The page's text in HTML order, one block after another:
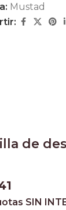
Mustad
de
SIN